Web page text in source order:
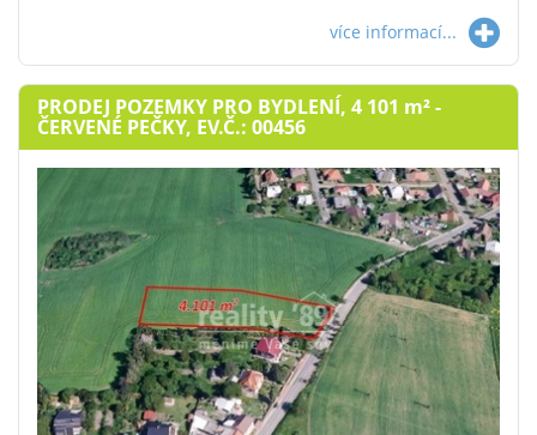
více informací...
PRODEJ POZEMKY PRO BYDLENÍ, 4 101 m²-
ČERVENÉ PEČKY, EV.Č.: 00456